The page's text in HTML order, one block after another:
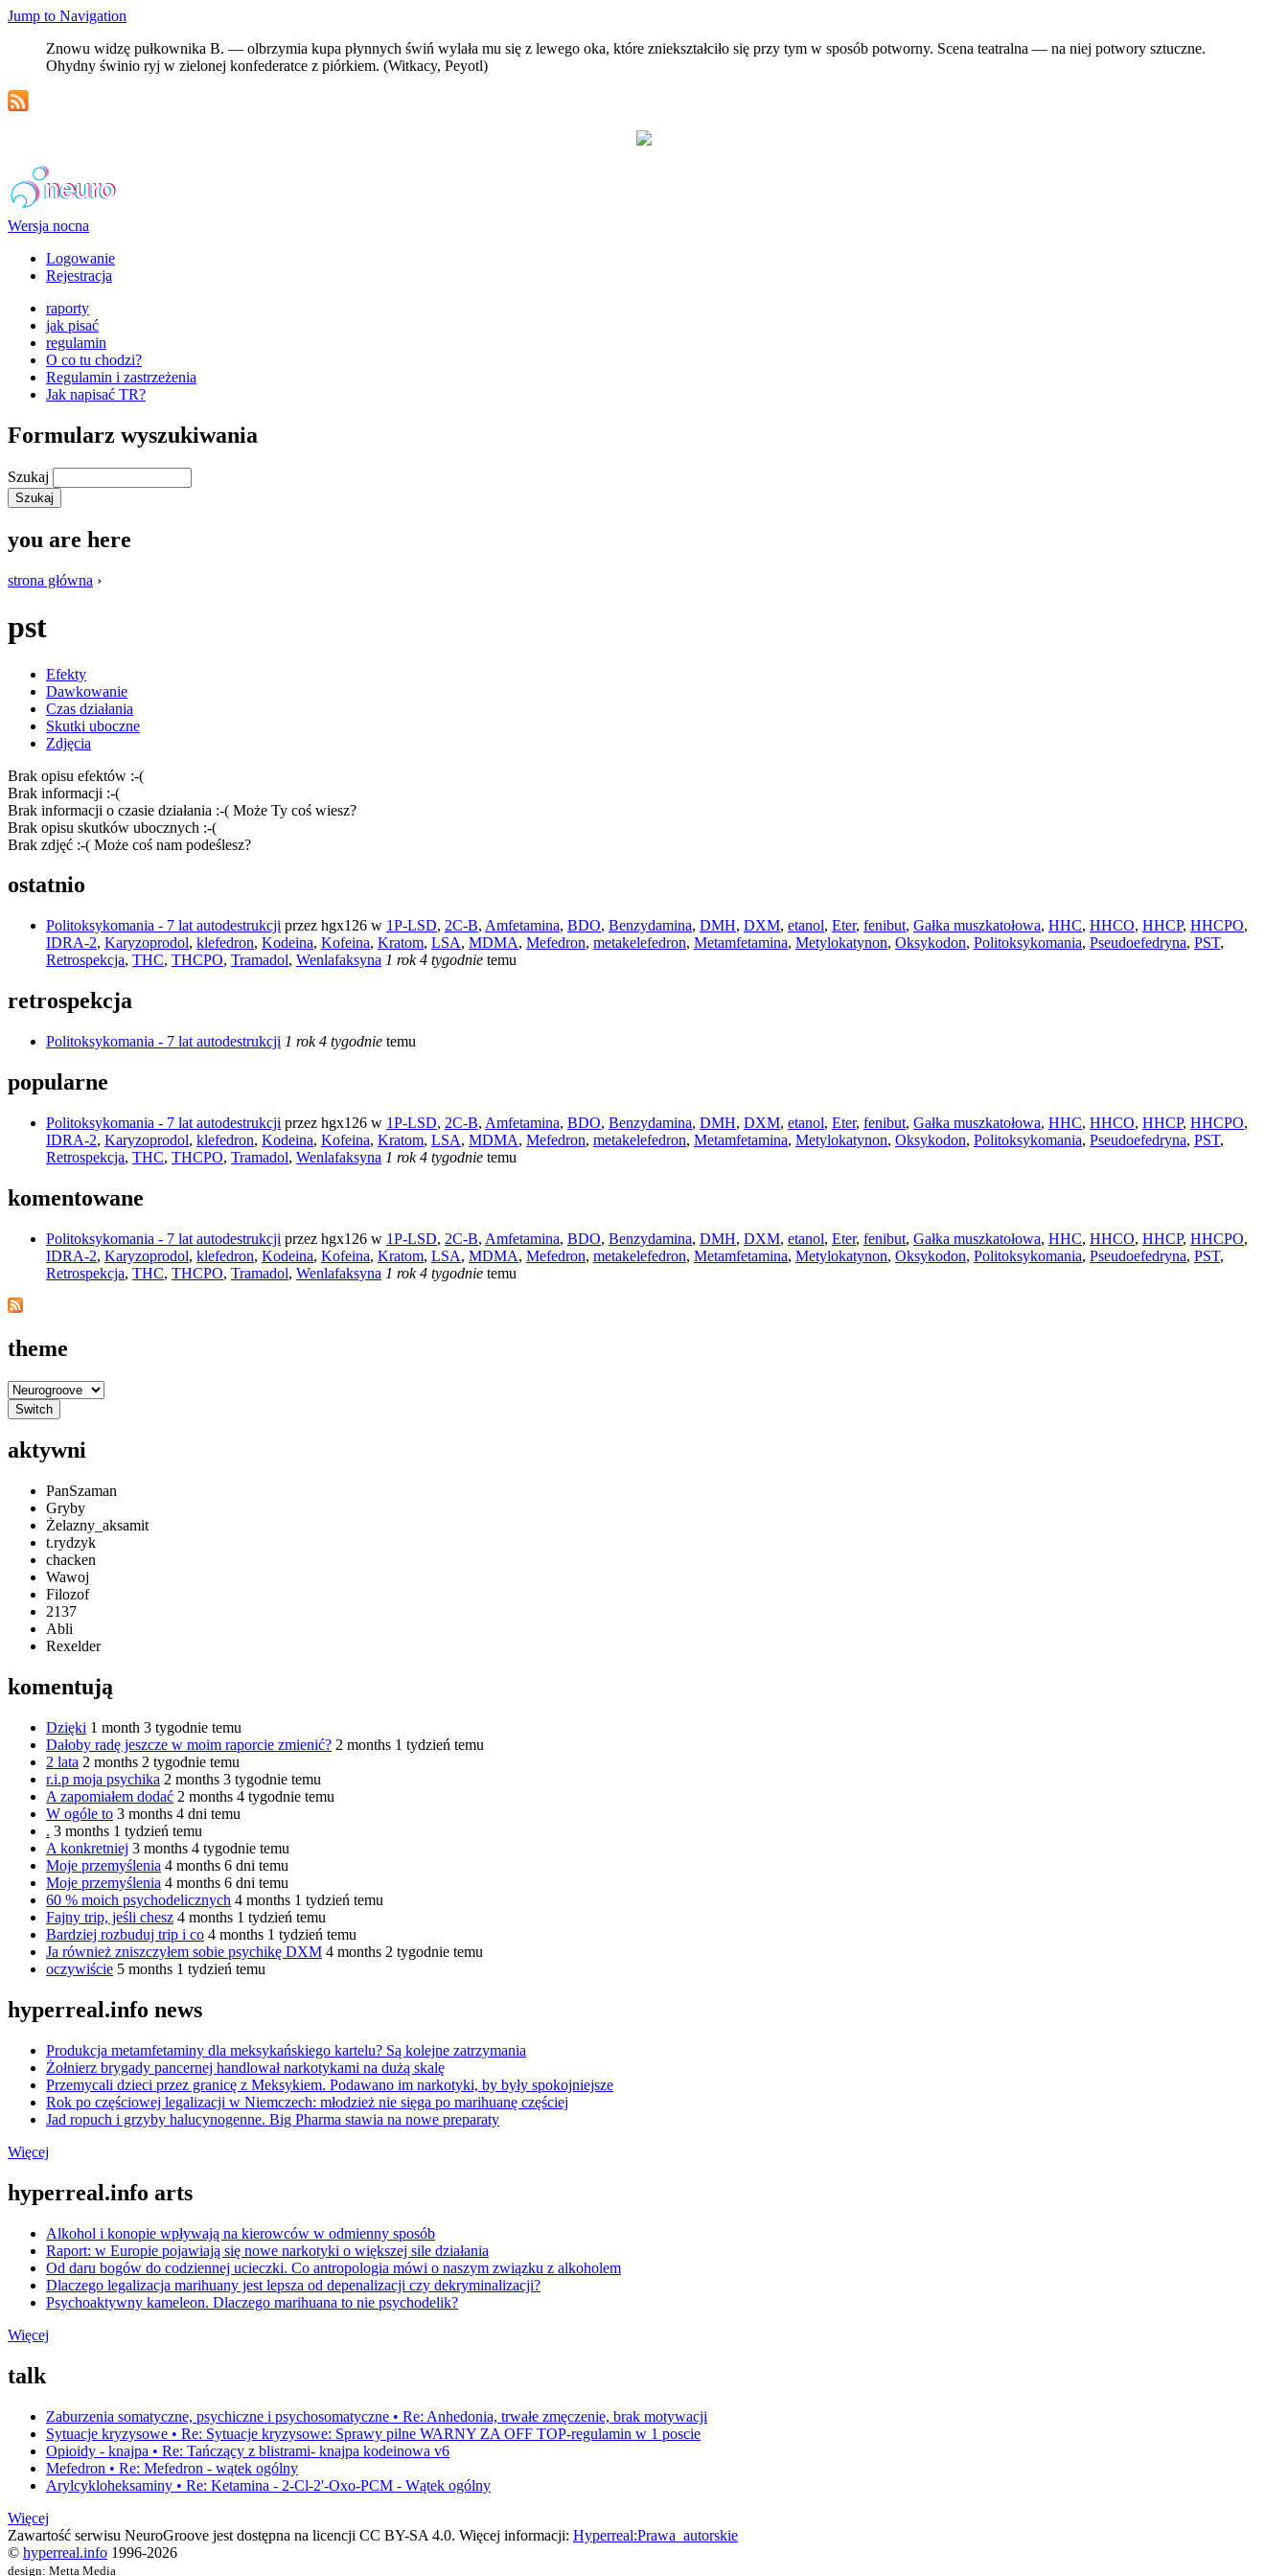
Jump to Navigation
Znowu widzę pułkownika B. — olbrzymia kupa płynnych świń wylała mu się z lewego oka, które zniekształciło się przy tym w sposób potworny. Scena teatralna — na niej potwory sztuczne.
Ohydny świnio ryj w zielonej konfederatce z piórkiem. (Witkacy, Peyotl)
Wersja nocna
Logowanie
Rejestracja
raporty
jak pisać
regulamin
O co tu chodzi?
Regulamin i zastrzeżenia
Jak napisać TR?
Formularz wyszukiwania
Szukaj
you are here
strona główna ›
pst
Efekty
Dawkowanie
Czas działania
Skutki uboczne
Zdjęcia
Brak opisu efektów :-(
Brak informacji :-(
Brak informacji o czasie działania :-( Może Ty coś wiesz?
Brak opisu skutków ubocznych :-(
Brak zdjęć :-( Może coś nam podeślesz?
ostatnio
Politoksykomania - 7 lat autodestrukcji przez hgx126 w 1P-LSD, 2C-B, Amfetamina, BDO, Benzydamina, DMH, DXM, etanol, Eter, fenibut, Gałka muszkatołowa, HHC, HHCO, HHCP, HHCPO,
IDRA-2, Karyzoprodol, klefedron, Kodeina, Kofeina, Kratom, LSA, MDMA, Mefedron, metakelefedron, Metamfetamina, Metylokatynon, Oksykodon, Politoksykomania, Pseudoefedryna, PST,
Retrospekcja, THC, THCPO, Tramadol, Wenlafaksyna 1 rok 4 tygodnie temu
retrospekcja
Politoksykomania - 7 lat autodestrukcji 1 rok 4 tygodnie temu
popularne
Politoksykomania - 7 lat autodestrukcji przez hgx126 w 1P-LSD, 2C-B, Amfetamina, BDO, Benzydamina, DMH, DXM, etanol, Eter, fenibut, Gałka muszkatołowa, HHC, HHCO, HHCP, HHCPO,
IDRA-2, Karyzoprodol, klefedron, Kodeina, Kofeina, Kratom, LSA, MDMA, Mefedron, metakelefedron, Metamfetamina, Metylokatynon, Oksykodon, Politoksykomania, Pseudoefedryna, PST,
Retrospekcja, THC, THCPO, Tramadol, Wenlafaksyna 1 rok 4 tygodnie temu
komentowane
Politoksykomania - 7 lat autodestrukcji przez hgx126 w 1P-LSD, 2C-B, Amfetamina, BDO, Benzydamina, DMH, DXM, etanol, Eter, fenibut, Gałka muszkatołowa, HHC, HHCO, HHCP, HHCPO,
IDRA-2, Karyzoprodol, klefedron, Kodeina, Kofeina, Kratom, LSA, MDMA, Mefedron, metakelefedron, Metamfetamina, Metylokatynon, Oksykodon, Politoksykomania, Pseudoefedryna, PST,
Retrospekcja, THC, THCPO, Tramadol, Wenlafaksyna 1 rok 4 tygodnie temu
theme
aktywni
PanSzaman
Gryby
Żelazny_aksamit
t.rydzyk
chacken
Wawoj
Filozof
2137
Abli
Rexelder
komentują
Dzięki 1 month 3 tygodnie temu
Dałoby radę jeszcze w moim raporcie zmienić? 2 months 1 tydzień temu
2 lata 2 months 2 tygodnie temu
r.i.p moja psychika 2 months 3 tygodnie temu
A zapomiałem dodać 2 months 4 tygodnie temu
W ogóle to 3 months 4 dni temu
. 3 months 1 tydzień temu
A konkretniej 3 months 4 tygodnie temu
Moje przemyślenia 4 months 6 dni temu
Moje przemyślenia 4 months 6 dni temu
60 % moich psychodelicznych 4 months 1 tydzień temu
Fajny trip, jeśli chesz 4 months 1 tydzień temu
Bardziej rozbuduj trip i co 4 months 1 tydzień temu
Ja również zniszczyłem sobie psychikę DXM 4 months 2 tygodnie temu
oczywiście 5 months 1 tydzień temu
hyperreal.info news
Produkcja metamfetaminy dla meksykańskiego kartelu? Są kolejne zatrzymania
Żołnierz brygady pancernej handlował narkotykami na dużą skalę
Przemycali dzieci przez granicę z Meksykiem. Podawano im narkotyki, by były spokojniejsze
Rok po częściowej legalizacji w Niemczech: młodzież nie sięga po marihuanę częściej
Jad ropuch i grzyby halucynogenne. Big Pharma stawia na nowe preparaty
Więcej
hyperreal.info arts
Alkohol i konopie wpływają na kierowców w odmienny sposób
Raport: w Europie pojawiają się nowe narkotyki o większej sile działania
Od daru bogów do codziennej ucieczki. Co antropologia mówi o naszym związku z alkoholem
Dlaczego legalizacja marihuany jest lepsza od depenalizacji czy dekryminalizacji?
Psychoaktywny kameleon. Dlaczego marihuana to nie psychodelik?
Więcej
talk
Zaburzenia somatyczne, psychiczne i psychosomatyczne • Re: Anhedonia, trwałe zmęczenie, brak motywacji
Sytuacje kryzysowe • Re: Sytuacje kryzysowe: Sprawy pilne WARNY ZA OFF TOP-regulamin w 1 poscie
Opioidy - knajpa • Re: Tańczący z blistrami- knajpa kodeinowa v6
Mefedron • Re: Mefedron - wątek ogólny
Arylcykloheksaminy • Re: Ketamina - 2-Cl-2'-Oxo-PCM - Wątek ogólny
Więcej
Zawartość serwisu NeuroGroove jest dostępna na licencji CC BY-SA 4.0. Więcej informacji: Hyperreal:Prawa_autorskie
© hyperreal.info 1996-2026
design: Metta Media